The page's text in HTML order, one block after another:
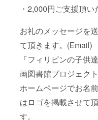
・2,000円ご支援頂い
お礼のメッセージを
て頂きます。(Email)
「フィリピンの子供
画図書館プロジェク
ホームページでお名
はロゴを掲載させて
す。